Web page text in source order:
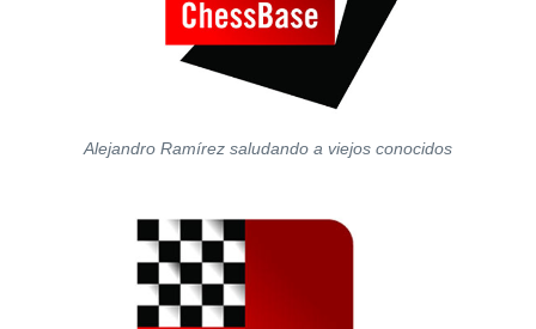
Alejandro Ramírez saludando a viejos conocidos